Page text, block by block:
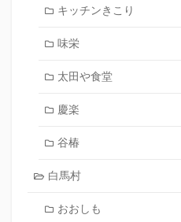
キッチンきこり
味栄
太田や食堂
慶楽
谷椿
白馬村
おおしも